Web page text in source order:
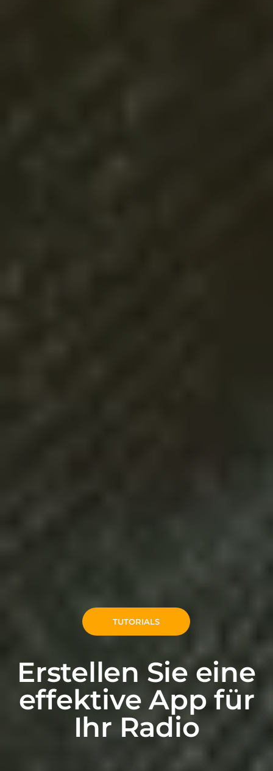
TUTORIALS
Erstellen Sie eine
effektive App für
Ihr Radio